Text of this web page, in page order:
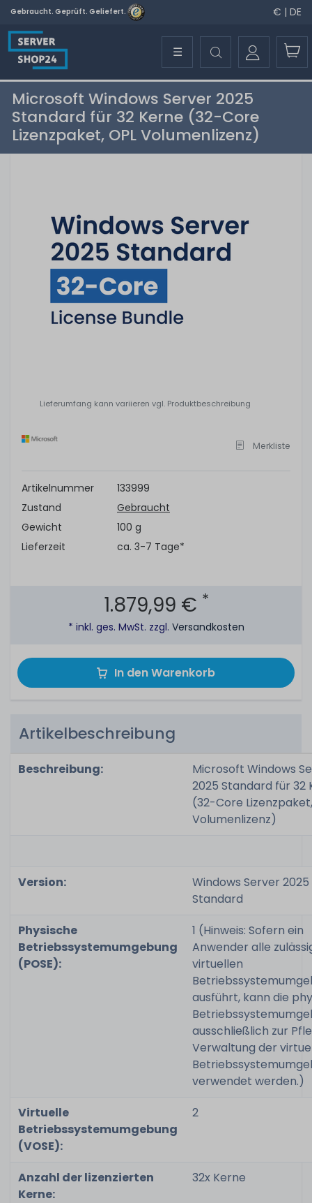
Gebraucht. Geprüft. Geliefert. € | DE
☰
Microsoft Windows Server 2025
Standard für 32 Kerne (32-Core
Lizenzpaket, OPL Volumenlizenz)
Lieferumfang kann variieren vgl. Produktbeschreibung
Merkliste
Artikelnummer
133999
Zustand
Gebraucht
Gewicht
100 g
Lieferzeit
ca. 3-7 Tage*
1.879,99 € *
* inkl. ges. MwSt. zzgl. Versandkosten
In den Warenkorb
Artikelbeschreibung
Beschreibung:
Microsoft Windows
2025 Standard für 32
(32-Core
Volumenlizenz)
Version:
Windows Server 2025
Standard
Physische
Betriebssystemumgebung
(POSE):
1 (Hinweis: Sofern ein
Anwender alle
virtuellen
ausführt, kann die
ausschließlich zur
Verwaltung der
verwendet werden.)
Virtuelle
Betriebssystemumgebung
(VOSE):
2
Anzahl der lizenzierten
Kerne:
32x Kerne